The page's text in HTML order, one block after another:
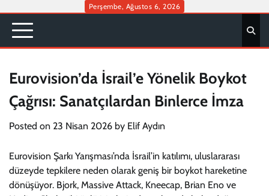
content
Perşembe, Ağustos 6, 2026
Eurovision’da İsrail’e Yönelik Boykot
Çağrısı: Sanatçılardan Binlerce İmza
Posted on 23 Nisan 2026 by Elif Aydın
Eurovision Şarkı Yarışması’nda İsrail’in katılımı, uluslararası
düzeyde tepkilere neden olarak geniş bir boykot hareketine
dönüşüyor. Bjork, Massive Attack, Kneecap, Brian Eno ve